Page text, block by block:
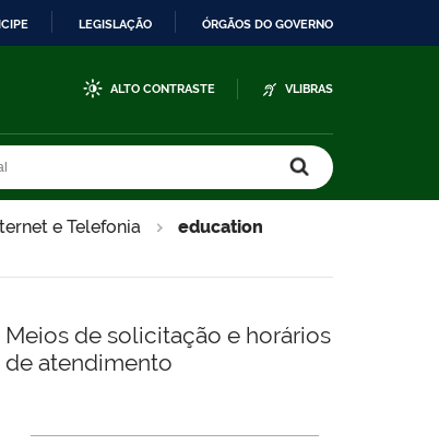
LEGISLAÇÃO ÓRGÃOS DO GOVERNO
ALTO CONTRASTE VLIBRAS
e Telefonia
education
Meios de solicitação e horários
de atendimento